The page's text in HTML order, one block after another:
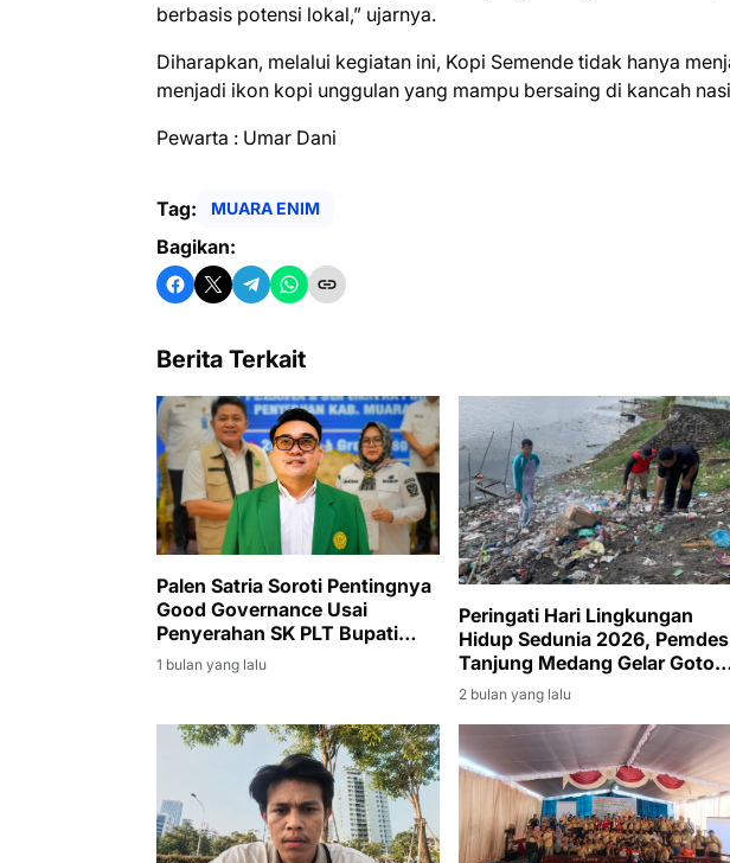
berbasis potensi lokal,” ujarnya.
Diharapkan, melalui kegiatan ini, Kopi Semende tidak hanya
menjadi ikon kopi unggulan yang mampu bersaing di kancah
Pewarta : Umar Dani
Tag: MUARA ENIM
Bagikan:
Berita Terkait
Palen Satria Soroti Pentingnya
Good Governance Usai
Penyerahan SK PLT Bupati
Muara Enim kepada Sumarni
1 bulan yang lalu
Peringati Hari Lingkungan
Hidup Sedunia 2026, Pemdes
Tanjung Medang Gelar
Royong Massal
2 bulan yang lalu